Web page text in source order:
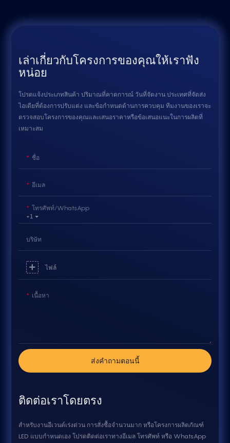
เล่าเกี่ยวกับโครงการของคุณให้เราฟัง
หน่อย
โปรดแจ้งประเภทสินค้า ปริมาณที่คาดการณ์ วันที่จัดงาน ประเทศที่จัดส่ง
ไอเดียที่ต้องการปรับแต่ง และข้อกำหนดด้านการควบคุม ทีมงานของเราจะ
ตรวจสอบโครงการของคุณและเสนอราคาหรือข้อเสนอแนะในการผลิตที่
เหมาะสม
ชื่อ
อีเมล
+1
โทรศัพท์/WhatsApp
บริษัท
ไฟล์
เนื้อหา
ส่งคำถามตอนนี้
ติดต่อเราโดยตรง
สำหรับงานอีเวนต์เร่งด่วน การสั่งซื้อจำนวนมาก หรือโครงการผลิตภัณฑ์
LED แบบกำหนดเอง โปรดติดต่อเราทางอีเมล โทรศัพท์ หรือ WhatsApp